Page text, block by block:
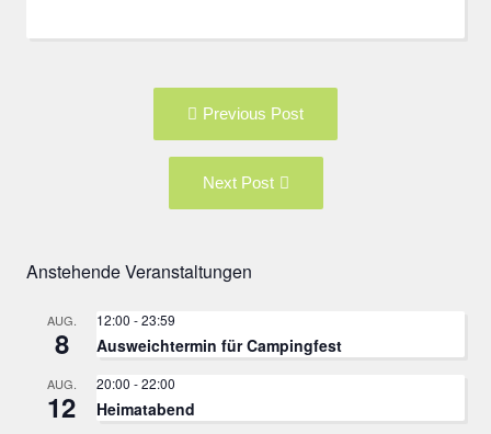
Previous Post
post:
Next Post
Post:
Anstehende Veranstaltungen
AUG.
8
12:00 -23:59
Ausweichtermin für Campingfest
AUG.
12
20:00 -22:00
Heimatabend